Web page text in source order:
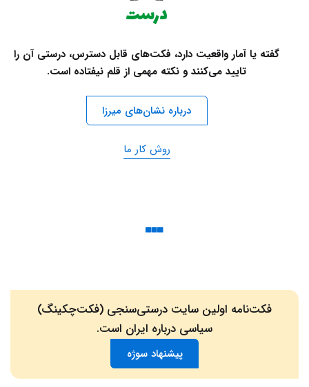
درست
گفته یا آمار واقعیت دارد، فکت‌های قابل دسترس، درستی آن را
تایید می‌کنند و نکته مهمی از قلم نیفتاده است.
درباره نشان‌های میرزا
روش کار ما
فکت‌نامه اولین سایت درستی‌سنجی (فکت‌چکینگ)
سیاسی درباره ایران است.
پیشنهاد سوژه